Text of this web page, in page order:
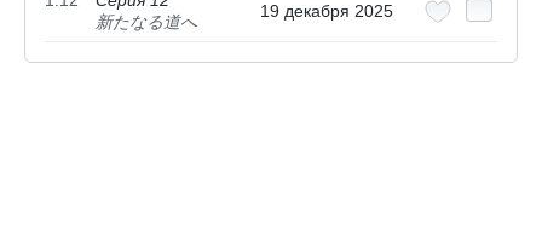
新たなる道へ
19 декабря 2025